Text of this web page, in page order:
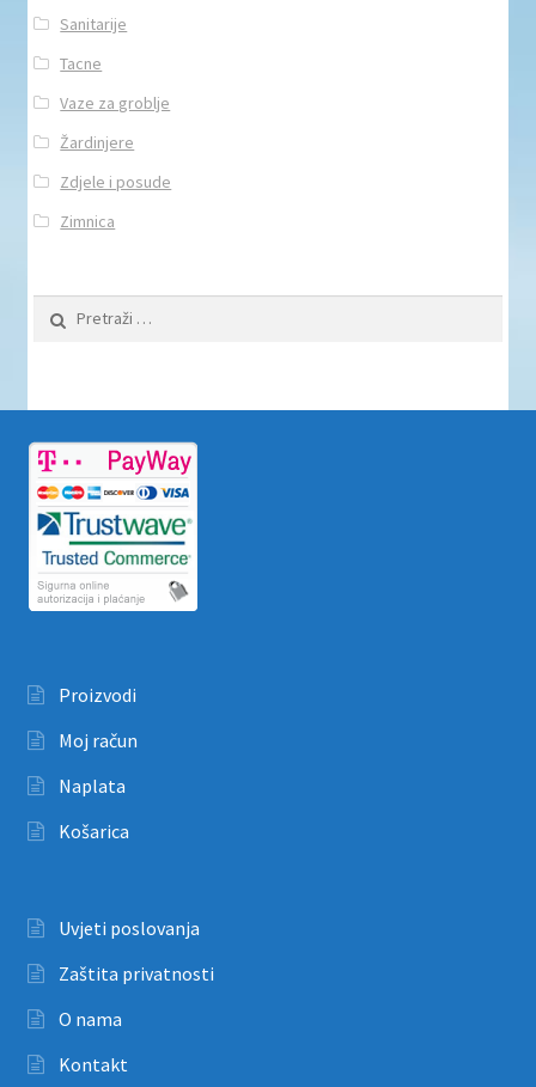
Sanitarije
Tacne
Vaze za groblje
Žardinjere
Zdjele i posude
Zimnica
Pretraži:
Proizvodi
Moj račun
Naplata
Košarica
Uvjeti poslovanja
Zaštita privatnosti
O nama
Kontakt